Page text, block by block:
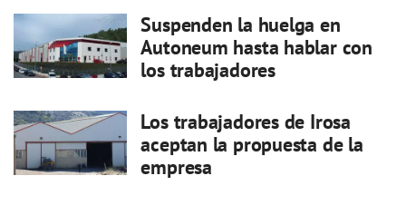
Suspenden la huelga en
Autoneum hasta hablar con
los trabajadores
Los trabajadores de Irosa
aceptan la propuesta de la
empresa